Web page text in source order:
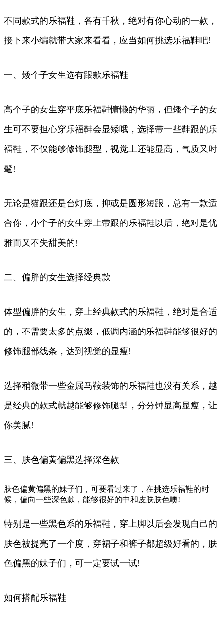
不同款式的乐福鞋，各有千秋，绝对有你心动的一款，
接下来小编就带大家来看看，应当如何挑选乐福鞋吧!
一、矮个子女生选有跟款乐福鞋
高个子的女生穿平底乐福鞋慵懒的华丽，但矮个子的女
生可不要担心穿乐福鞋会显矮哦，选择带一些鞋跟的乐
福鞋，不仅能够修饰腿型，视觉上还能显高，气质又时
髦!
无论是猫跟还是台灯底，抑或是圆形短跟，总有一款适
合你，小个子的女生穿上带跟的乐福鞋以后，绝对是优
雅而又不失甜美的!
二、偏胖的女生选择经典款
体型偏胖的女生，穿上经典款式的乐福鞋，绝对是合适
的，不需要太多的点缀，低调内涵的乐福鞋能够很好的
修饰腿部线条，达到视觉的显瘦!
选择稍微带一些金属马鞍装饰的乐福鞋也没有关系，越
是经典的款式就越能够修饰腿型，分分钟显高显瘦，让
你美腻!
三、肤色偏黄偏黑选择深色款
肤色偏黄偏黑的妹子们，可要看过来了，在挑选乐福鞋的时
候，偏向一些深色款，能够很好的中和皮肤肤色噢!
特别是一些黑色系的乐福鞋，穿上脚以后会发现自己的
肤色被提亮了一个度，穿裙子和裤子都超级好看的，肤
色偏黑的妹子们，可一定要试一试!
如何搭配乐福鞋